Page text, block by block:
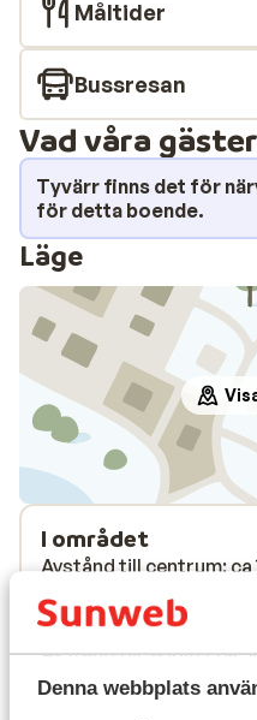
Denna webbplats
Måltider
Bussresan
Vad våra
Tyvärr finns det för
för detta boende.
Läge
I området
Avstånd till centrum: ca
Avstånd till busshållplats
Avstånd till pist ca 500 m
Avstånd till skidlift ca
Avstånd till skidskola